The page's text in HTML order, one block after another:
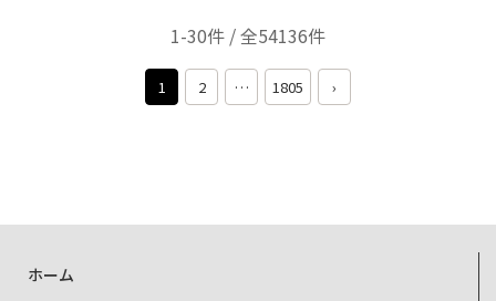
1-30件 / 全54136件
1 2 … 1805 ›
ホーム